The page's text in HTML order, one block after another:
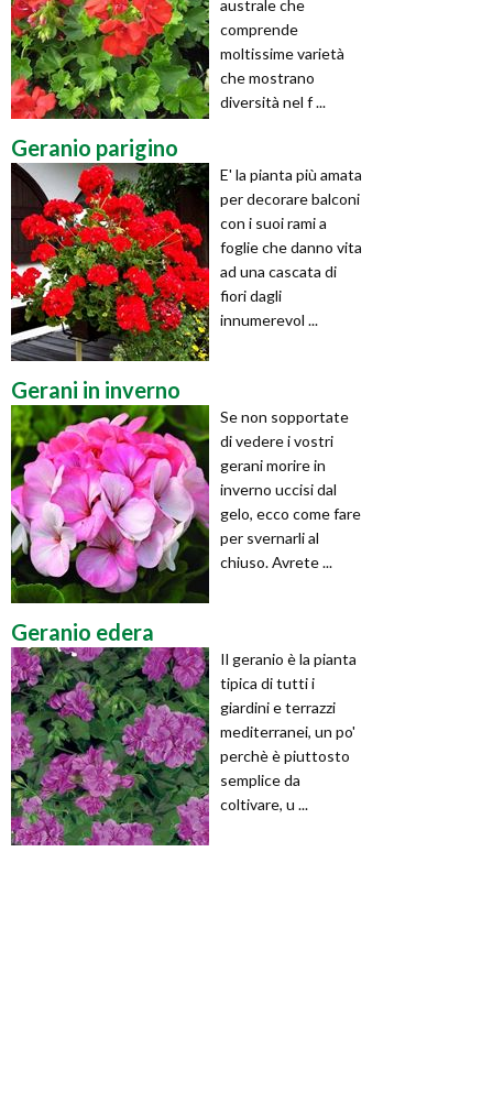
australe che
comprende
moltissime varietà
che mostrano
diversità nel f ...
Geranio parigino
E' la pianta più amata
per decorare balconi
con i suoi rami a
foglie che danno vita
ad una cascata di
fiori dagli
innumerevol ...
Gerani in inverno
Se non sopportate
di vedere i vostri
gerani morire in
inverno uccisi dal
gelo, ecco come fare
per svernarli al
chiuso. Avrete ...
Geranio edera
Il geranio è la pianta
tipica di tutti i
giardini e terrazzi
mediterranei, un po'
perchè è piuttosto
semplice da
coltivare, u ...